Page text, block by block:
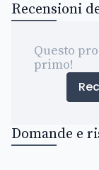
Recensioni
Questo
primo!
Domande e